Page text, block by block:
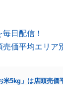
日配信！
価平均エリ
米5kg」は店頭売